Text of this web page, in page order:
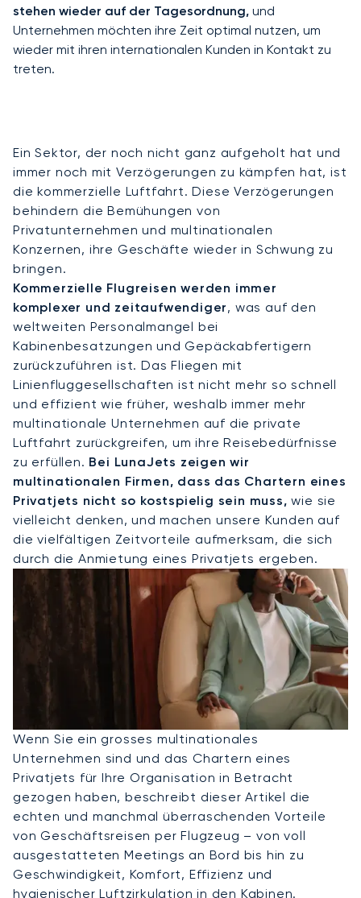
stehen wieder auf der Tagesordnung, und
Unternehmen möchten ihre Zeit optimal nutzen, um
wieder mit ihren internationalen Kunden in Kontakt zu
treten.
Ein Sektor, der noch nicht ganz aufgeholt hat und
immer noch mit Verzögerungen zu kämpfen hat, ist
die kommerzielle Luftfahrt. Diese Verzögerungen
behindern die Bemühungen von
Privatunternehmen und multinationalen
Konzernen, ihre Geschäfte wieder in Schwung zu
bringen.
Kommerzielle Flugreisen werden immer
komplexer und zeitaufwendiger, was auf den
weltweiten Personalmangel bei
Kabinenbesatzungen und Gepäckabfertigern
zurückzuführen ist. Das Fliegen mit
Linienfluggesellschaften ist nicht mehr so schnell
und effizient wie früher, weshalb immer mehr
multinationale Unternehmen auf die private
Luftfahrt zurückgreifen, um ihre Reisebedürfnisse
zu erfüllen. Bei LunaJets zeigen wir
multinationalen Firmen, dass das Chartern eines
Privatjets nicht so kostspielig sein muss, wie sie
vielleicht denken, und machen unsere Kunden auf
die vielfältigen Zeitvorteile aufmerksam, die sich
durch die Anmietung eines Privatjets ergeben.
Wenn Sie ein grosses multinationales
Unternehmen sind und das Chartern eines
Privatjets für Ihre Organisation in Betracht
gezogen haben, beschreibt dieser Artikel die
echten und manchmal überraschenden Vorteile
von Geschäftsreisen per Flugzeug – von voll
ausgestatteten Meetings an Bord bis hin zu
Geschwindigkeit, Komfort, Effizienz und
hygienischer Luftzirkulation in den Kabinen.